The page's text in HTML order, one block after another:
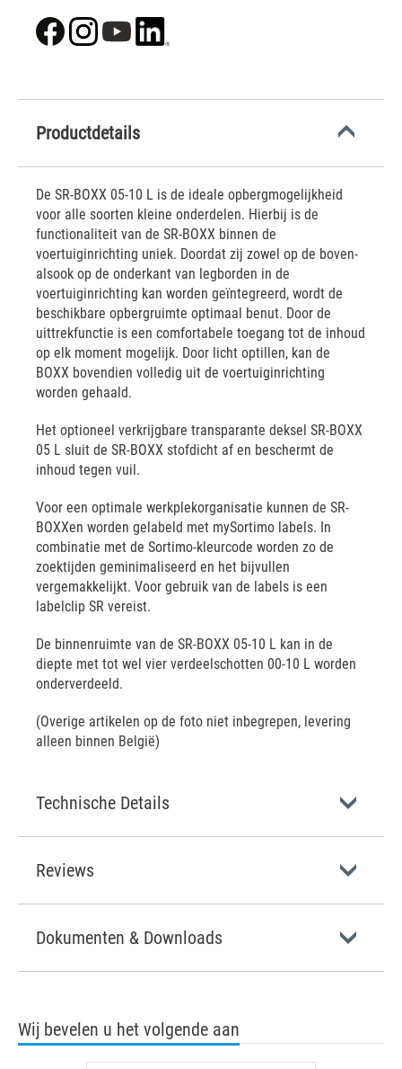
Productdetails
De SR-BOXX 05-10 L is de ideale opbergmogelijkheid
voor alle soorten kleine onderdelen. Hierbij is de
functionaliteit van de SR-BOXX binnen de
voertuiginrichting uniek. Doordat zij zowel op de boven-
alsook op de onderkant van legborden in de
voertuiginrichting kan worden geïntegreerd, wordt de
beschikbare opbergruimte optimaal benut. Door de
uittrekfunctie is een comfortabele toegang tot de inhoud
op elk moment mogelijk. Door licht optillen, kan de
BOXX bovendien volledig uit de voertuiginrichting
worden gehaald.
Het optioneel verkrijgbare transparante deksel SR-BOXX
05 L sluit de SR-BOXX stofdicht af en beschermt de
inhoud tegen vuil.
Voor een optimale werkplekorganisatie kunnen de SR-
BOXXen worden gelabeld met mySortimo labels. In
combinatie met de Sortimo-kleurcode worden zo de
zoektijden geminimaliseerd en het bijvullen
vergemakkelijkt. Voor gebruik van de labels is een
labelclip SR vereist.
De binnenruimte van de SR-BOXX 05-10 L kan in de
diepte met tot wel vier verdeelschotten 00-10 L worden
onderverdeeld.
(Overige artikelen op de foto niet inbegrepen, levering
alleen binnen België)
Technische Details
Reviews
Dokumenten & Downloads
Wij bevelen u het volgende aan